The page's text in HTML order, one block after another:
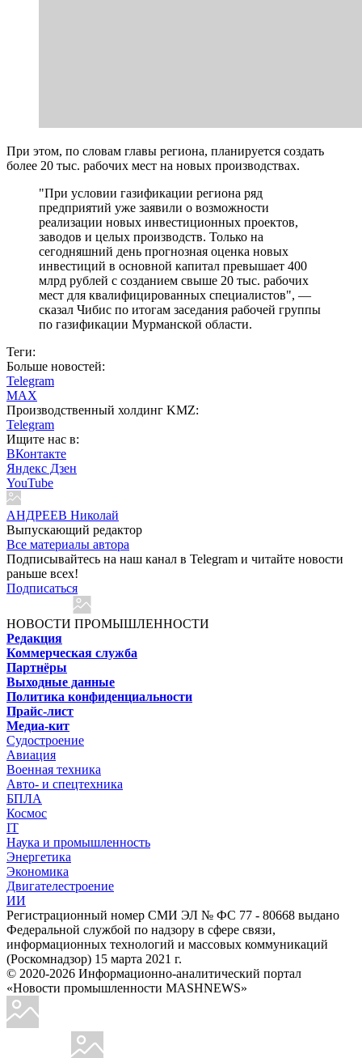
При этом, по словам главы региона, планируется создать
более 20 тыс. рабочих мест на новых производствах.
"При условии газификации региона ряд
предприятий уже заявили о возможности
реализации новых инвестиционных проектов,
заводов и целых производств. Только на
сегодняшний день прогнозная оценка новых
инвестиций в основной капитал превышает 400
млрд рублей с созданием свыше 20 тыс. рабочих
мест для квалифицированных специалистов", —
сказал Чибис по итогам заседания рабочей группы
по газификации Мурманской области.
Теги:
Больше новостей:
Telegram
MAX
Производственный холдинг KMZ:
Telegram
Ищите нас в:
ВКонтакте
Яндекс Дзен
YouTube
АНДРЕЕВ Николай
Выпускающий редактор
Все материалы автора
Подписывайтесь на наш канал в Telegram и читайте новости
раньше всех!
Подписаться
НОВОСТИ ПРОМЫШЛЕННОСТИ
Редакция
Коммерческая служба
Партнёры
Выходные данные
Политика конфиденциальности
Прайс-лист
Медиа-кит
Судостроение
Авиация
Военная техника
Авто- и спецтехника
БПЛА
Космос
IT
Наука и промышленность
Энергетика
Экономика
Двигателестроение
ИИ
Регистрационный номер СМИ ЭЛ № ФС 77 - 80668 выдано
Федеральной службой по надзору в сфере связи,
информационных технологий и массовых коммуникаций
(Роскомнадзор) 15 марта 2021 г.
© 2020-2026 Информационно-аналитический портал
«Новости промышленности MASHNEWS»